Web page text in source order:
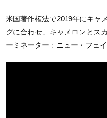
米国著作権法で2019年にキャ
グに合わせ、キャメロンとス
ーミネーター：ニュー・フェ